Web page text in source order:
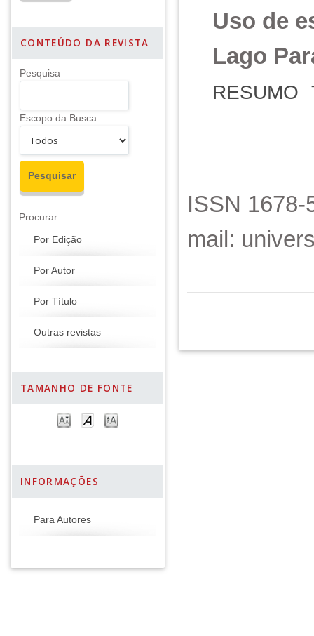
CONTEÚDO DA REVISTA
Pesquisa
Escopo da Busca
Procurar
Por Edição
Por Autor
Por Título
Outras revistas
TAMANHO DE FONTE
INFORMAÇÕES
Para Autores
Uso de
Lago
RESUMO
ISSN
mail: